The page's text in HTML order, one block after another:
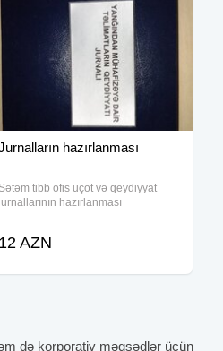
hazırlanması
Sətəm tibb ofis uçot və qeydiyyat
jurnallarının hazırlanması
12 AZN
də korporativ məqsədlər üçün